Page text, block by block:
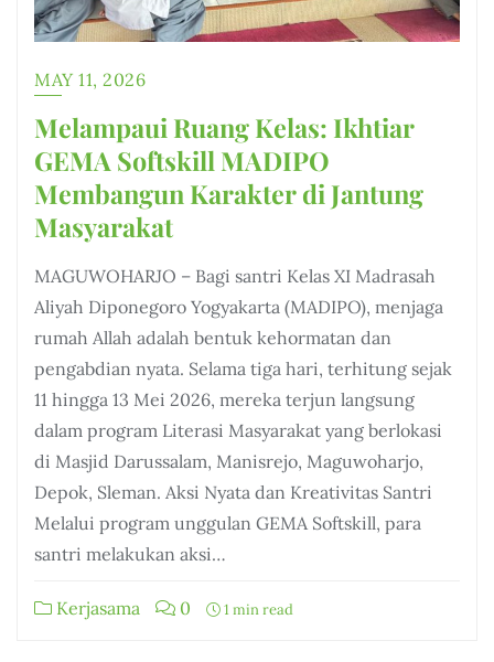
MAY 11, 2026
Melampaui Ruang Kelas: Ikhtiar
GEMA Softskill MADIPO
Membangun Karakter di Jantung
Masyarakat
MAGUWOHARJO – Bagi santri Kelas XI Madrasah
Aliyah Diponegoro Yogyakarta (MADIPO), menjaga
rumah Allah adalah bentuk kehormatan dan
pengabdian nyata. Selama tiga hari, terhitung sejak
11 hingga 13 Mei 2026, mereka terjun langsung
dalam program Literasi Masyarakat yang berlokasi
di Masjid Darussalam, Manisrejo, Maguwoharjo,
Depok, Sleman. Aksi Nyata dan Kreativitas Santri
Melalui program unggulan GEMA Softskill, para
santri melakukan aksi…
Kerjasama 0 1 min read